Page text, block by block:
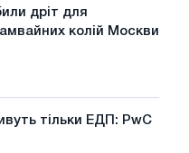
дріт для
колій Москви
тільки ЕДП: PwC